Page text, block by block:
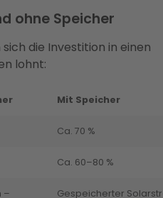
ohne Speicher
die Investition in einen
lohnt:
Mit Speicher
Ca. 70 %
Ca. 60–80 %
–
Gespeicherter